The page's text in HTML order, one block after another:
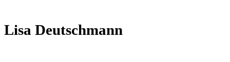
Lisa Deutschmann